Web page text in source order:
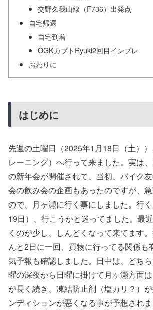
交野久我山線（F736）出発点
自宅帰還
自宅到着
OGKカブトRyuki2回目インプレ
おわりに
はじめに
先週の土曜日（2025年1月18日（土）
レーニング）へ行って来ました。実は
の新年会が開催されて、当初、バイク
会の飲み会の企画もあったのですが、
ので、月ヶ瀬に行く事にしました。行
19日）、行こうかと迷ってました。最
くのが少し、しんどくなって来てます
んと2日に一回、買物に行ってる関係も
気予報も確認しました。日中は、どち
曜の深夜から日曜に掛けて月ヶ瀬方面
が長く続き、凍結防止剤（塩カリ？）
ンディションが悪くなる事が予想され